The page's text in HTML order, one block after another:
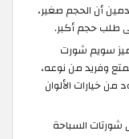
أن الحجم صغير،
طلب حجم أكبر.
سويم شورت
وفريد ​​من نوعه،
خيارات الألوان
السباحة